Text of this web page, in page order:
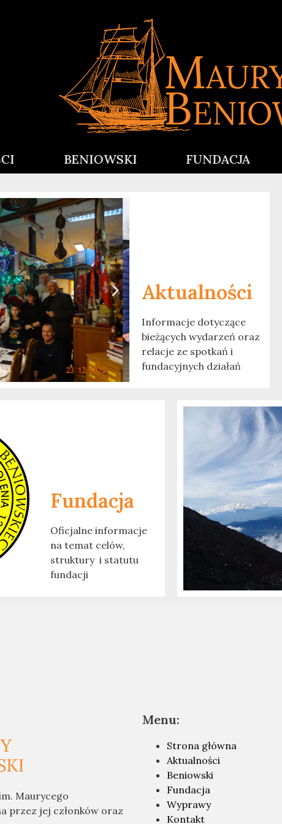
BENIOWSKI FUNDACJA
Aktualności
Informacje dotyczące
bieżących wydarzeń oraz
relacje ze spotkań i
fundacyjnych działań
Fundacja
Oficjalne informacje
na temat celów,
struktury i statutu
fundacji
Maurycego
przez jej członków oraz
Menu:
Strona główna
Aktualności
Beniowski
Fundacja
Wyprawy
Kontakt